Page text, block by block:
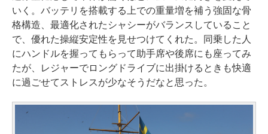
いく。バッテリを搭載する上での重量増を補う強固な骨
格構造、最適化されたシャシーがバランスしていること
で、優れた操縦安定性を見せつけてくれた。同乗した人
にハンドルを握ってもらって助手席や後席にも座ってみ
たが、レジャーでロングドライブに出掛けるときも快適
に過ごせてストレスが少なそうだなと思った。